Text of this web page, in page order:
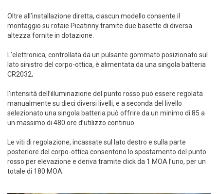
Oltre all’installazione diretta, ciascun modello consente il
montaggio su rotaie Picatinny tramite due basette di diversa
altezza fornite in dotazione.
L’elettronica, controllata da un pulsante gommato posizionato sul
lato sinistro del corpo-ottica, è alimentata da una singola batteria
CR2032;
l’intensità dell’illuminazione del punto rosso può essere regolata
manualmente su dieci diversi livelli, e a seconda del livello
selezionato una singola batteria può offrire da un minimo di 85 a
un massimo di 480 ore d’utilizzo continuo.
Le viti di regolazione, incassate sul lato destro e sulla parte
posteriore del corpo-ottica consentono lo spostamento del punto
rosso per elevazione e deriva tramite click da 1 MOA l’uno, per un
totale di 180 MOA.